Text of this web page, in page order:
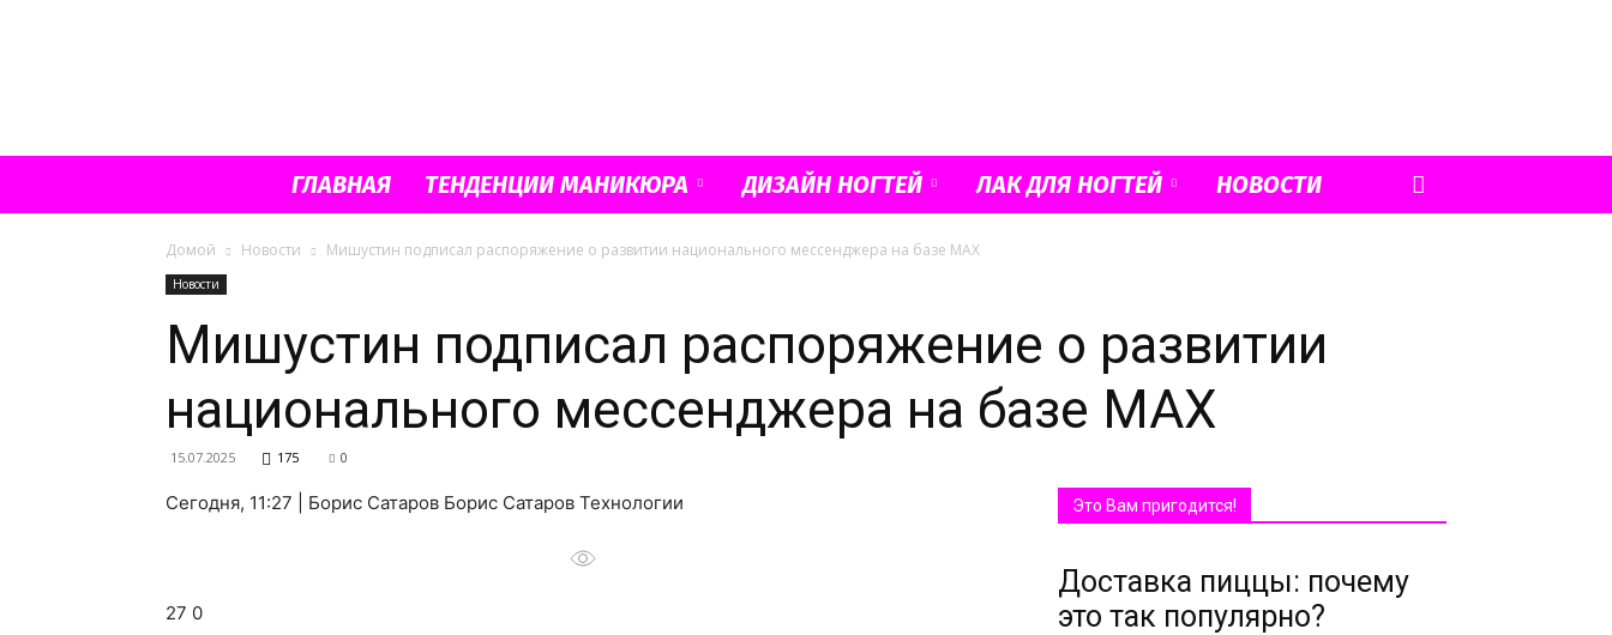
Французский
ГЛАВНАЯ ТЕНДЕНЦИИ МАНИКЮРА ДИЗАЙН НОГТЕЙ ЛАК ДЛЯ НОГТЕЙ НОВОСТИ
Домой Новости Мишустин подписал распоряжение о развитии национального мессенджера на базе MAX
Новости
Мишустин подписал распоряжение о развитии
национального мессенджера на базе MAX
15.07.2025 175 0
Сегодня, 11:27 | Борис Сатаров Борис Сатаров Технологии
27 0
Это Вам пригодится!
Доставка пиццы: почему
это так популярно?